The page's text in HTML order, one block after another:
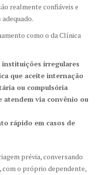
realmente confiáveis e
como o da Clínica
instituições irregulares
que aceite internação
ou compulsória
atendem via convênio ou
rápido em casos de
prévia, conversando
com o próprio dependente,